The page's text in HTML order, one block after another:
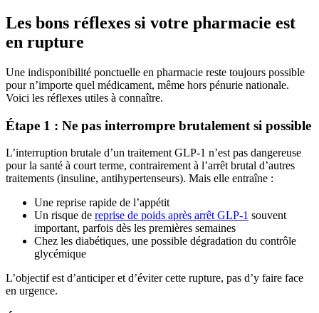
Les bons réflexes si votre pharmacie est
en rupture
Une indisponibilité ponctuelle en pharmacie reste toujours possible
pour n’importe quel médicament, même hors pénurie nationale.
Voici les réflexes utiles à connaître.
Étape 1 : Ne pas interrompre brutalement si possible
L’interruption brutale d’un traitement GLP-1 n’est pas dangereuse
pour la santé à court terme, contrairement à l’arrêt brutal d’autres
traitements (insuline, antihypertenseurs). Mais elle entraîne :
Une reprise rapide de l’appétit
Un risque de reprise de poids après arrêt GLP-1 souvent
important, parfois dès les premières semaines
Chez les diabétiques, une possible dégradation du contrôle
glycémique
L’objectif est d’anticiper et d’éviter cette rupture, pas d’y faire face
en urgence.